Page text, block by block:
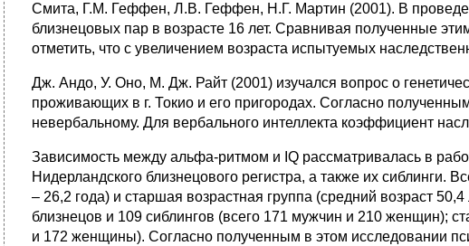
Смита, Г.М. Геффен, Л.В. Геффен, Н.Г. Мартин (2001). В
близнецовых пар в возрасте 16 лет. Сравнивая полученные
отметить, что с увеличением возраста испытуемых
Дж. Андо, У. Оно, М. Дж. Райт (2001) изучался вопрос о
проживающих в г. Токио и его пригородах. Согласно
невербальному. Для вербального интеллекта коэффициент
Зависимость между альфа-ритмом и IQ рассматривалась в
Нидерландского близнецового регистра, а также их
– 26,2 года) и старшая возрастная группа (средний возраст
близнецов и 109 сиблингов (всего 171 мужчин и 210 женщин);
и 172 женщины). Согласно полученным в этом исследовании